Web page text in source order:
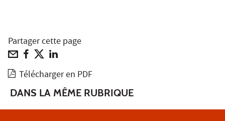
Partager cette page
Télécharger en PDF
DANS LA MÊME RUBRIQUE